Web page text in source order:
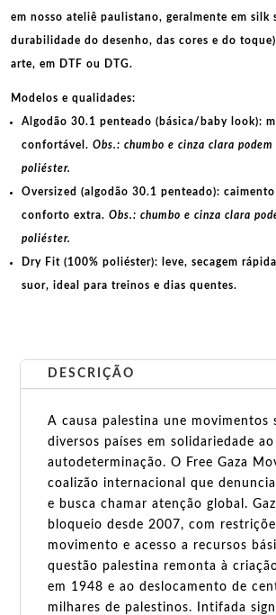
em nosso ateliê paulistano, geralmente em silk
durabilidade do desenho, das cores e do
arte, em DTF ou DTG.
Modelos e qualidades:
Algodão 30.1 penteado (básica/baby look):
confortável. Obs.: chumbo e cinza clara
poliéster.
Oversized (algodão 30.1 penteado):
conforto extra. Obs.: chumbo e cinza clara
poliéster.
Dry Fit (100% poliéster): leve, secagem
suor, ideal para treinos e dias quentes.
DESCRIÇÃO
A causa palestina une movimentos
diversos países em solidariedade
autodeterminação. O Free Gaza
coalizão internacional que
e busca chamar atenção global.
bloqueio desde 2007, com
movimento e acesso a recursos
questão palestina remonta à
em 1948 e ao deslocamento de
milhares de palestinos. Intifada